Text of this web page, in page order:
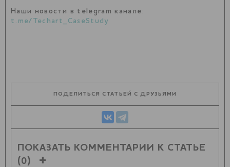
Наши новости в telegram канале:
t.me/Techart_CaseStudy
ПОДЕЛИТЬСЯ СТАТЬЕЙ С ДРУЗЬЯМИ
ПОКАЗАТЬ КОММЕНТАРИИ К СТАТЬЕ
(0)